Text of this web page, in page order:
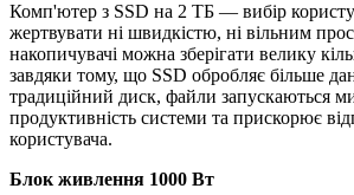
Комп'ютер з SSD на 2 ТБ — вибір
жертвувати ні швидкістю, ні вільним
накопичувачі можна зберігати велику
завдяки тому, що SSD обробляє більше
традиційний диск, файли запускаються
продуктивність системи та прискорює
користувача.
Блок живлення 1000 Вт